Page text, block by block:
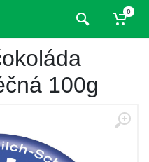
0
100g